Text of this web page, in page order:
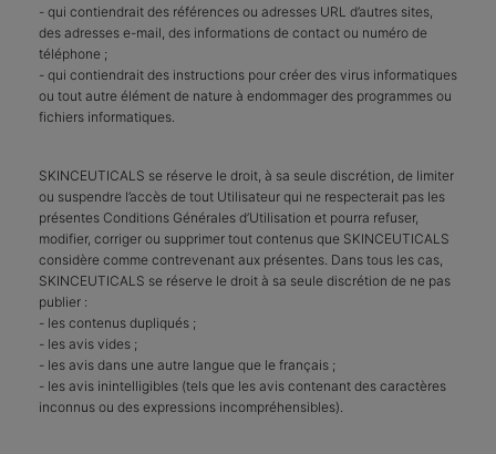
- qui contiendrait des références ou adresses URL d’autres sites,
des adresses e-mail, des informations de contact ou numéro de
téléphone ;
- qui contiendrait des instructions pour créer des virus informatiques
ou tout autre élément de nature à endommager des programmes ou
fichiers informatiques.
SKINCEUTICALS se réserve le droit, à sa seule discrétion, de limiter
ou suspendre l’accès de tout Utilisateur qui ne respecterait pas les
présentes Conditions Générales d’Utilisation et pourra refuser,
modifier, corriger ou supprimer tout contenus que SKINCEUTICALS
considère comme contrevenant aux présentes. Dans tous les cas,
SKINCEUTICALS se réserve le droit à sa seule discrétion de ne pas
publier :
- les contenus dupliqués ;
- les avis vides ;
- les avis dans une autre langue que le français ;
- les avis inintelligibles (tels que les avis contenant des caractères
inconnus ou des expressions incompréhensibles).